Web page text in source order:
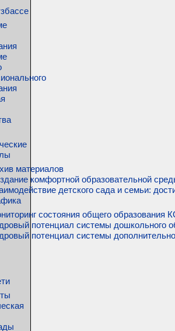
материалов
комфортной образовательной
детского сада и семьи:
состояния общего образования
потенциал системы дошкольного
потенциал системы